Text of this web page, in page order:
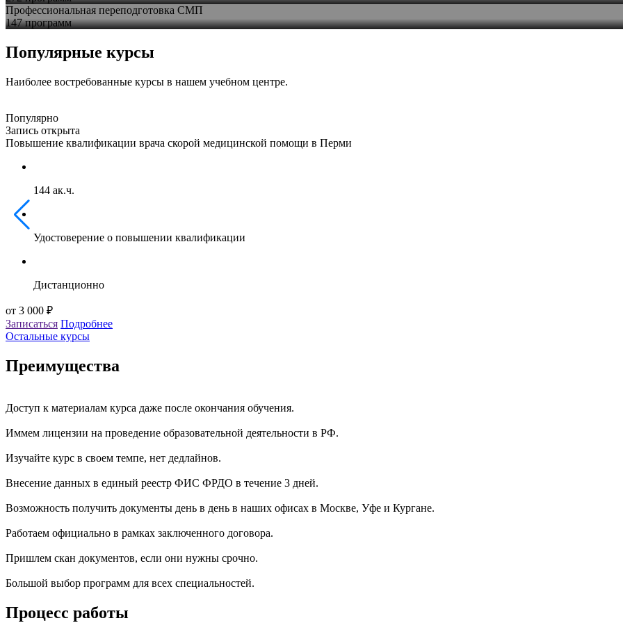
Профессиональная переподготовка СМП
147 программ
Популярные курсы
Наиболее востребованные курсы в нашем учебном центре.
Популярно
Запись открыта
Повышение квалификации врача скорой медицинской помощи в Перми
144 ак.ч.
Удостоверение о повышении квалификации
Дистанционно
от 3 000 ₽
Записаться Подробнее
Остальные курсы
Преимущества
Доступ к материалам курса даже после окончания обучения.
Иммем лицензии на проведение образовательной деятельности в РФ.
Изучайте курс в своем темпе, нет дедлайнов.
Внесение данных в единый реестр ФИС ФРДО в течение 3 дней.
Возможность получить документы день в день в наших офисах в Москве, Уфе и Кургане.
Работаем официально в рамках заключенного договора.
Пришлем скан документов, если они нужны срочно.
Большой выбор программ для всех специальностей.
Процесс работы